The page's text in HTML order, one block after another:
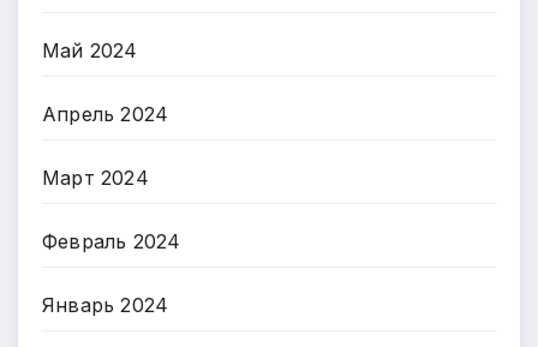
Май 2024
Апрель 2024
Март 2024
Февраль 2024
Январь 2024